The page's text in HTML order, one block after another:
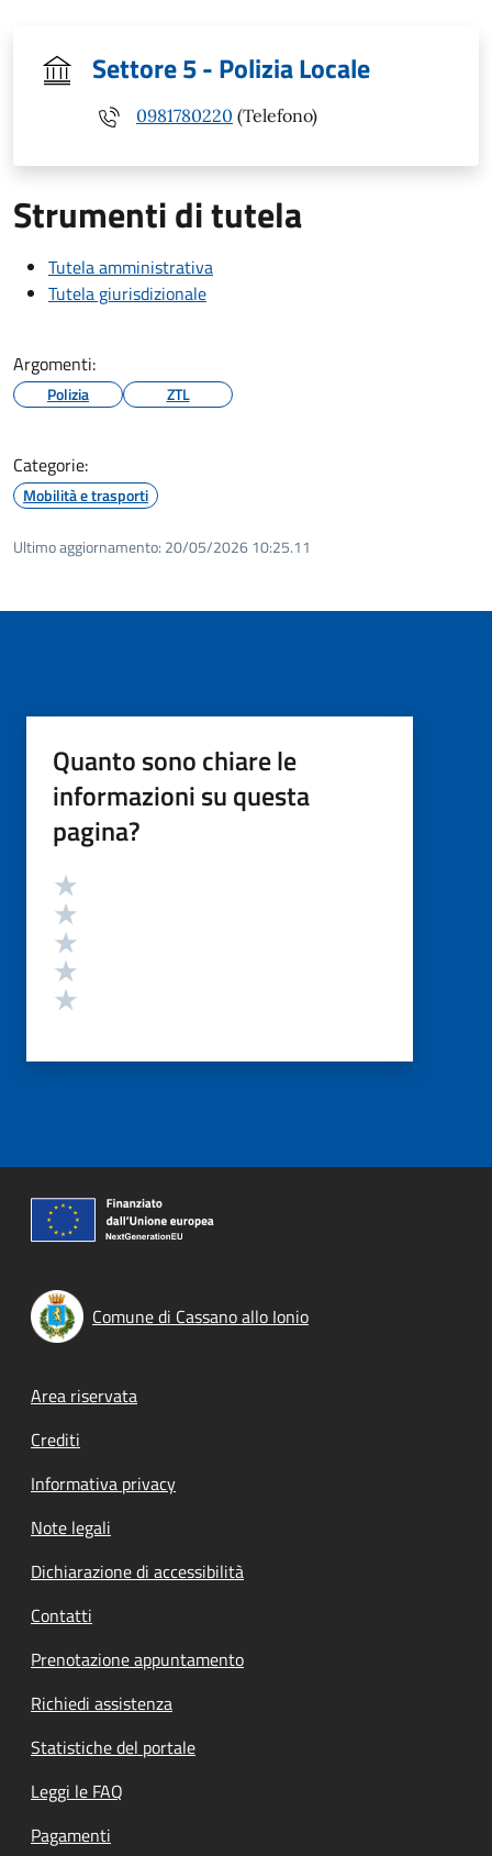
Settore 5 - Polizia Locale
0981780220 (Telefono)
Strumenti di tutela
Tutela amministrativa
Tutela giurisdizionale
Argomenti:
Polizia ZTL
Categorie:
Mobilità e trasporti
Ultimo aggiornamento: 20/05/2026 10:25.11
Quanto sono chiare le
informazioni su questa
pagina?
Valutazione
Comune di Cassano allo Ionio
Footer menu
Area riservata
Crediti
Informativa privacy
Note legali
Dichiarazione di accessibilità
Contatti
Prenotazione appuntamento
Richiedi assistenza
Statistiche del portale
Leggi le FAQ
Pagamenti